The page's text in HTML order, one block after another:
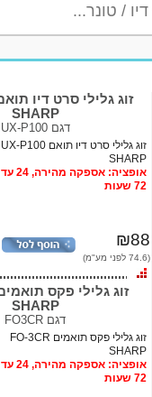
SHARP
דגםUX-P100
זוג גלילי סרט דיו תואם UX-P100
SHARP
אופציה: אספקה מהירה, 24 עד
72 שעות
₪88
(74.6 לפני מע"מ)
SHARP
דגם FO3CR
זוג גלילי פקס תואמים FO-3CR
SHARP
אופציה: אספקה מהירה, 24 עד
72 שעות